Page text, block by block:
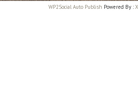
WP2Social Auto Publish Powered By :